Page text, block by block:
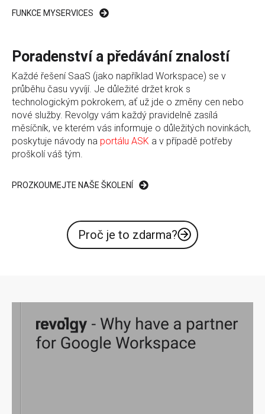
FUNKCE MYSERVICES
Poradenství a předávání znalostí
Každé řešení SaaS (jako například Workspace) se v
průběhu času vyvíjí. Je důležité držet krok s
technologickým pokrokem, ať už jde o změny cen nebo
nové služby. Revolgy vám každý pravidelně zasílá
měsíčník, ve kterém vás informuje o důležitých novinkách,
poskytuje návody na portálu ASK a v případě potřeby
proškolí váš tým.
PROZKOUMEJTE NAŠE ŠKOLENÍ
Proč je to zdarma?